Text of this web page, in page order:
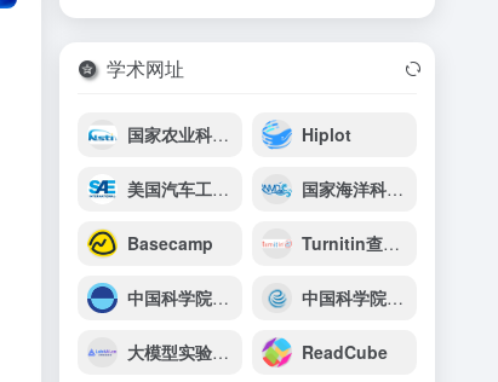
学术网址
国家农业科学数据中心 Hiplot
美国汽车工程师学会（SAE） 国家海洋科学数据中心
Basecamp Turnitin查重官网
中国科学院上海天文台 中国科学院武汉岩土力学研究所
大模型实验室Lab4AI ReadCube